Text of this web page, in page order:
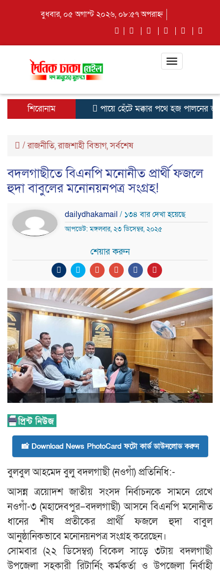
বুধবার, ০৫ অগাস্ট ২০২৬, ০৮:৫৭ অপরাহ্ন
Toggle
শিরোনাম পায়ে হেঁটে মক্কার পথে হজ পালনের
/রাজনীতি,রাজশাহী বিভাগ,সর্বশেষ
বদলগাছীতে বিএনপি মনোনীত প্রার্থী ফজলে
হুদা বাবুলের মনোনয়নপত্র সংগ্রহ!
dailydhakamail / ১৩৪ বার দেখা হয়েছে
আপডেট: মঙ্গলবার, ২৩ ডিসেম্বর, ২০২৫
শেয়ার করুন
📸 Download News PhotoCard ফটো কার্ড ডাউনলোড করুন
বুলবুল আহমেদ বুলু বদলগাছী (নওগাঁ) প্রতিনিধি:-
আসন্ন ত্রয়োদশ জাতীয় সংসদ নির্বাচনকে সামনে রেখে
নওগাঁ-৩ (মহাদেবপুর–বদলগাছী) আসনে বিএনপি মনোনীত
ধানের শীষ প্রতীকের প্রার্থী ফজলে হুদা বাবুল
আনুষ্ঠানিকভাবে মনোনয়নপত্র সংগ্রহ করেছেন।
সোমবার (২২ ডিসেম্বর) বিকেল সাড়ে ৩টায় বদলগাছী
উপজেলা সহকারী রিটার্নিং কর্মকর্তা ও উপজেলা নির্বাহী